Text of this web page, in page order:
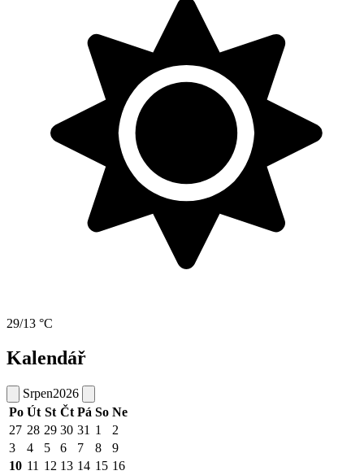
29/13 °C
Kalendář
Srpen2026
Po Út St Čt Pá So Ne
27 28 29 30 31 1
2
3
4 5 6 7 8
9
10 11 12 13 14 15 16